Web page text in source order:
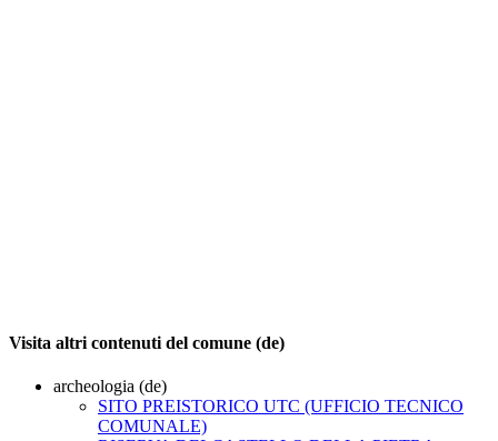
Visita altri contenuti del comune (de)
archeologia (de)
SITO PREISTORICO UTC (UFFICIO TECNICO
COMUNALE)